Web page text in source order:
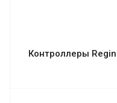
Контроллеры Regin